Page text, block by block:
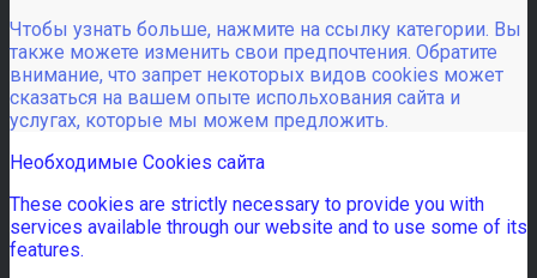
Чтобы узнать больше, нажмите на ссылку категории. Вы
также можете изменить свои предпочтения. Обратите
внимание, что запрет некоторых видов cookies может
сказаться на вашем опыте испольхования сайта и
услугах, которые мы можем предложить.
Необходимые Cookies сайта
These cookies are strictly necessary to provide you with
services available through our website and to use some of its
features.